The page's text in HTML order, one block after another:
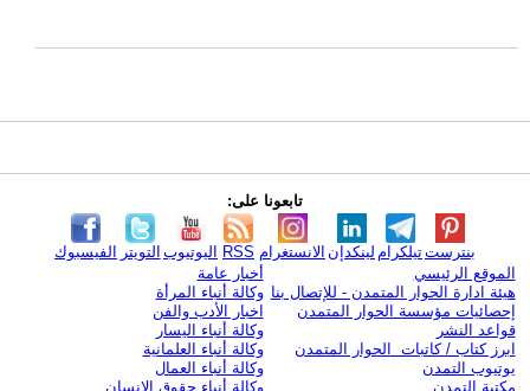
تابعونا على:
الفيسبوك التويتر اليوتيوب RSS الانستغرام لينكدإن تيلكرامبنترست
الموقع الرئيسي
هيئة ادارة الحوار المتمدن - للإتصال بنا
إحصائيات مؤسسة الحوار المتمدن
قواعد النشر
ابرز كتاب / كاتبات الحوار المتمدن
يوتيوب التمدن
مكتبة التمدن
أخبار عامة
وكالة أنباء المرأة
اخبار الأدب والفن
وكالة أنباء اليسار
وكالة أنباء العلمانية
وكالة أنباء العمال
وكالة أنباء حقوق الإنسان